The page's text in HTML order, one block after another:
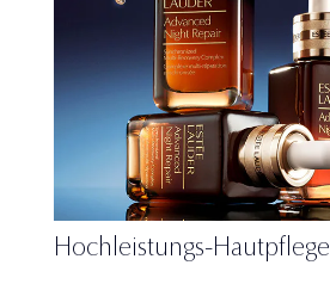
Hochleistungs-Hautpflege